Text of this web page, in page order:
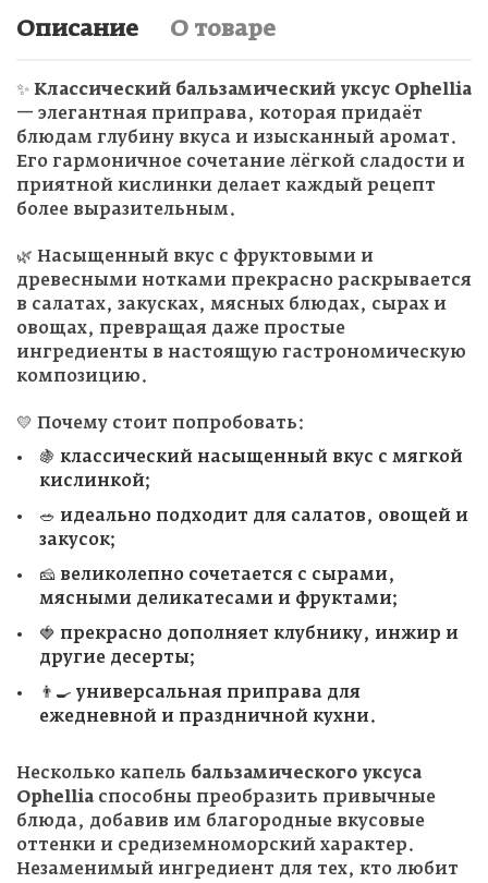
Описание О товаре
✨ Классический бальзамический уксус Ophellia
— элегантная приправа, которая придаёт
блюдам глубину вкуса и изысканный аромат.
Его гармоничное сочетание лёгкой сладости и
приятной кислинки делает каждый рецепт
более выразительным.
🌿 Насыщенный вкус с фруктовыми и
древесными нотками прекрасно раскрывается
в салатах, закусках, мясных блюдах, сырах и
овощах, превращая даже простые
ингредиенты в настоящую гастрономическую
композицию.
💛 Почему стоит попробовать:
🍇 классический насыщенный вкус с мягкой
кислинкой;
🥗 идеально подходит для салатов, овощей и
закусок;
🧀 великолепно сочетается с сырами,
мясными деликатесами и фруктами;
🍓 прекрасно дополняет клубнику, инжир и
другие десерты;
👨‍🍳 универсальная приправа для
ежедневной и праздничной кухни.
Несколько капель бальзамического уксуса
Ophellia способны преобразить привычные
блюда, добавив им благородные вкусовые
оттенки и средиземноморский характер.
Незаменимый ингредиент для тех, кто любит